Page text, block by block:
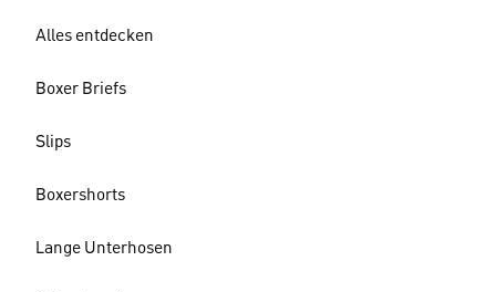
Alles entdecken
Boxer Briefs
Slips
Boxershorts
Lange Unterhosen